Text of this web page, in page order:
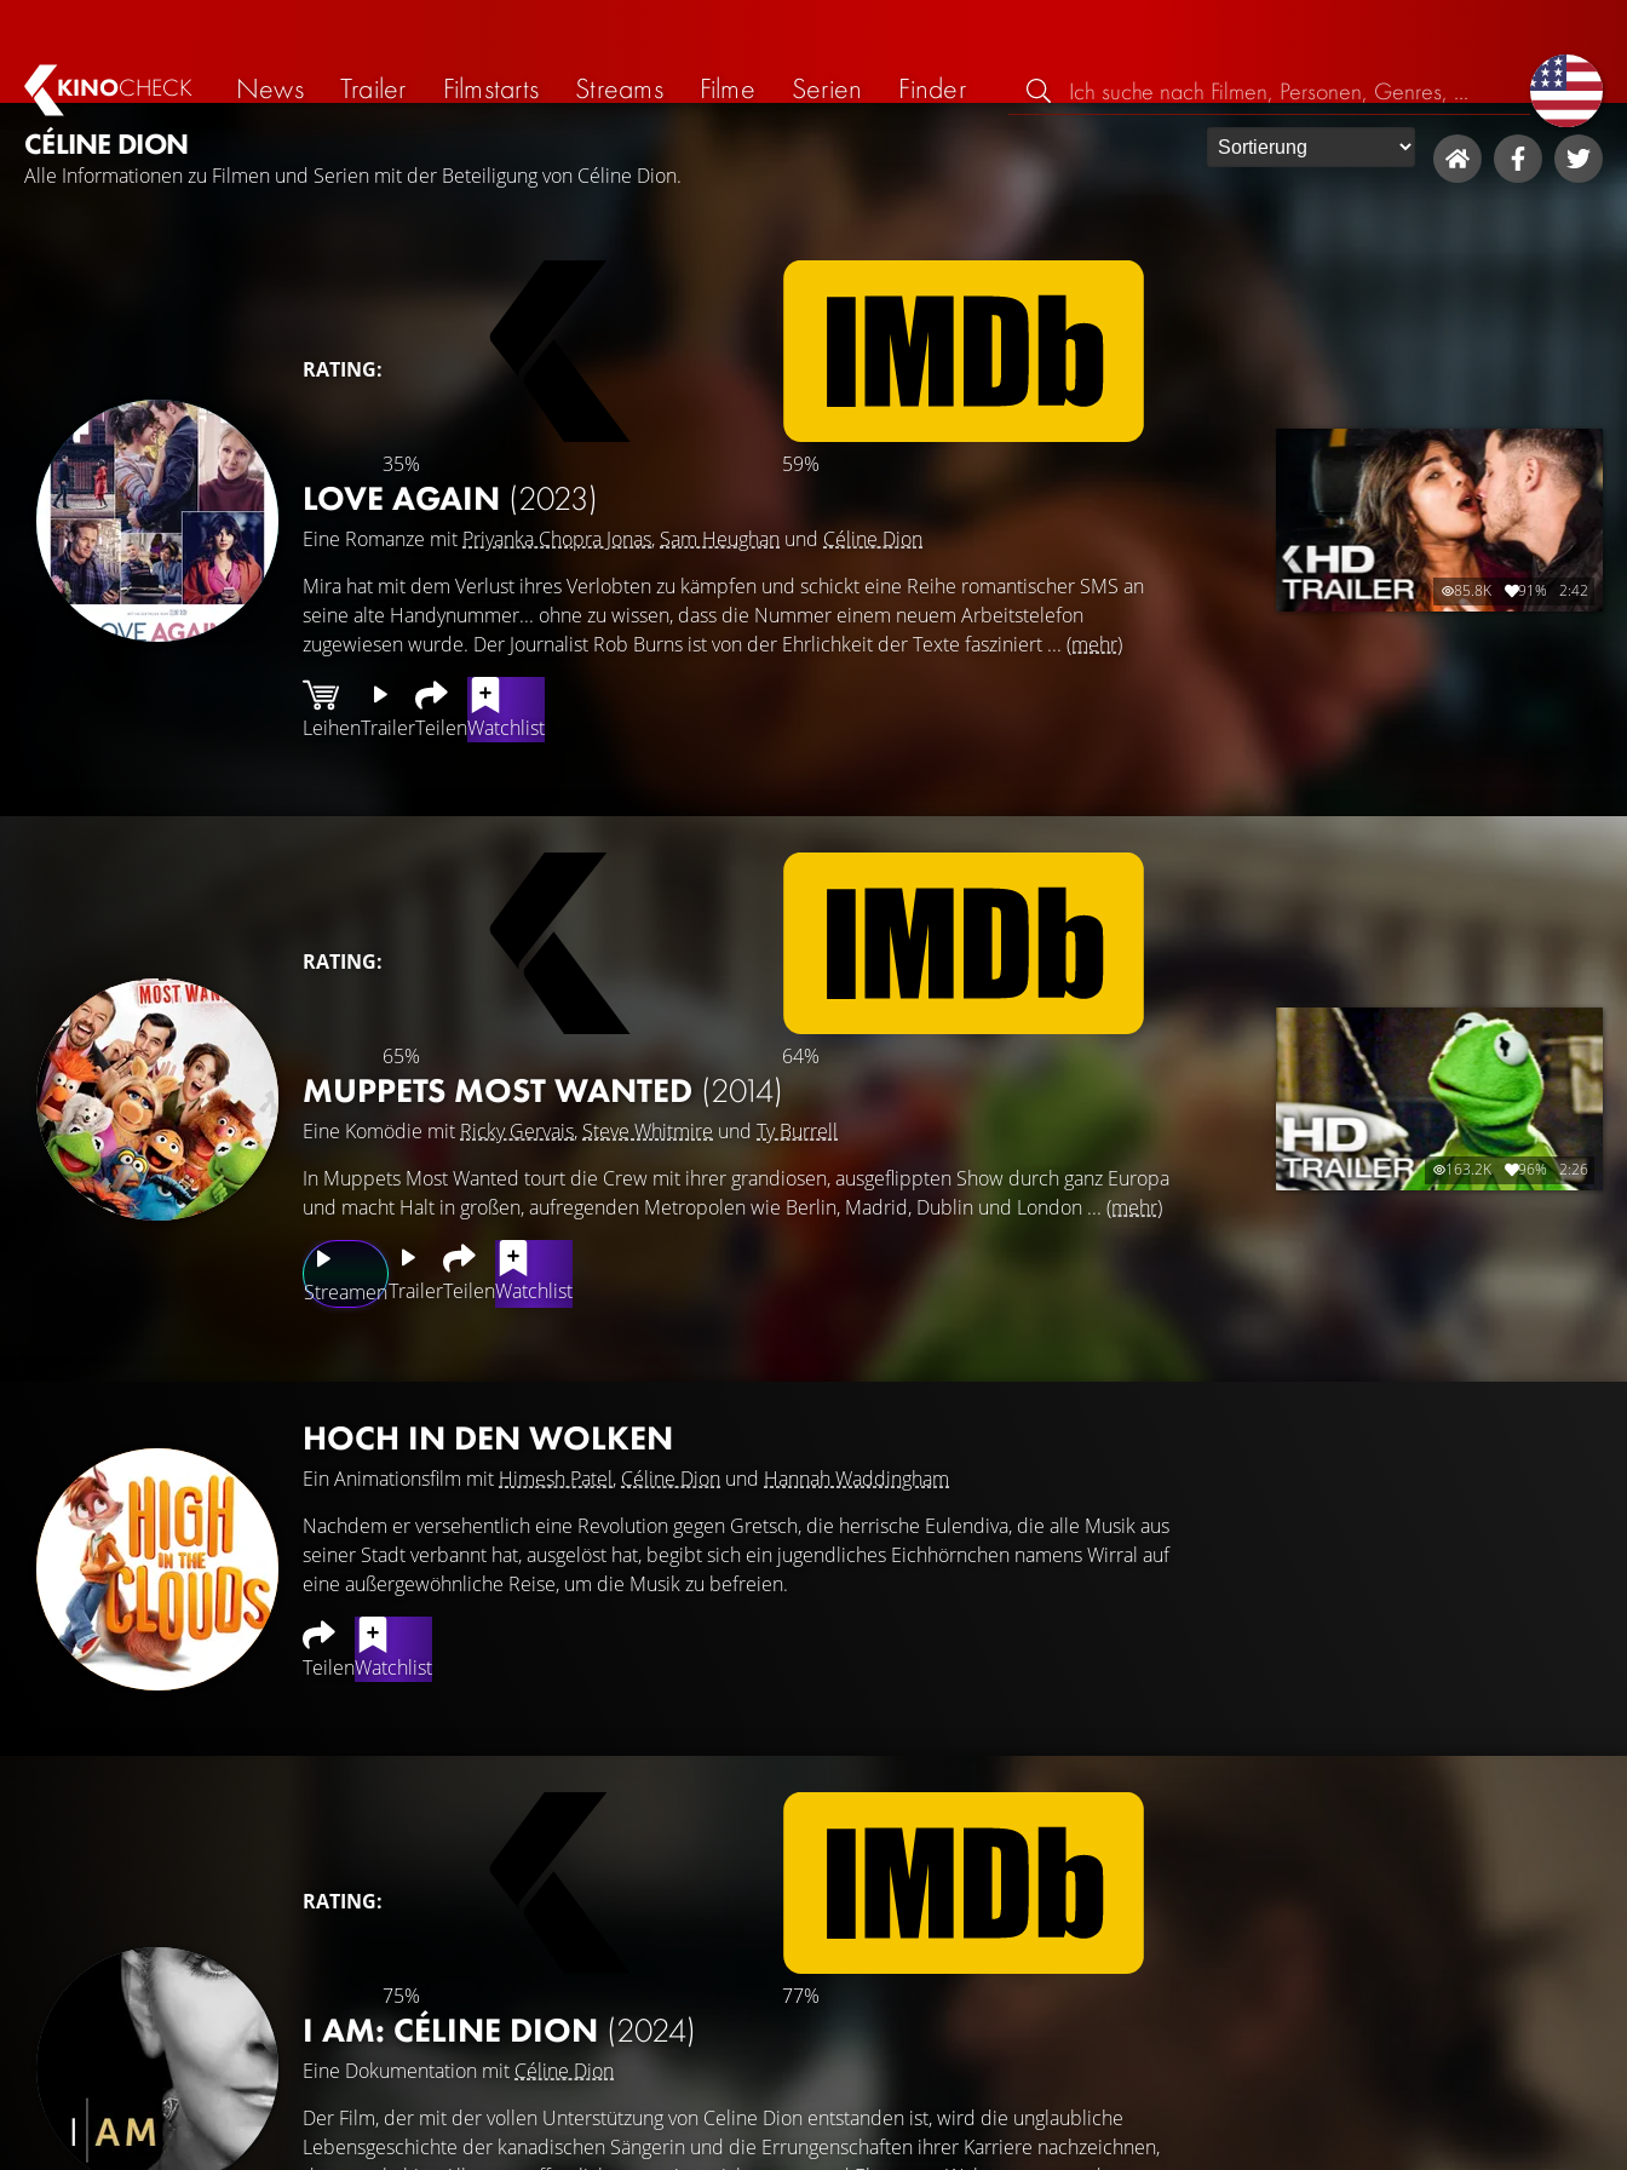
KINOCHECK News Trailer Filmstarts Streams Filme Serien
Finder
CÉLINE DION
Alle Informationen zu Filmen und Serien mit der Beteiligung von Céline Dion.
RATING:
35% 59%
LOVE AGAIN (2023)
Eine Romanze mit Priyanka Chopra Jonas, Sam Heughan und Céline Dion
LeihenTrailerTeilenWatchlist
Mira hat mit dem Verlust ihres Verlobten zu kämpfen und schickt eine Reihe romantischer SMS an
seine alte Handynummer... ohne zu wissen, dass die Nummer einem neuem Arbeitstelefon
zugewiesen wurde. Der Journalist Rob Burns ist von der Ehrlichkeit der Texte fasziniert ... (mehr)
85.8K 91% 2:42
RATING:
65% 64%
MUPPETS MOST WANTED (2014)
Eine Komödie mit Ricky Gervais, Steve Whitmire und Ty Burrell
StreamenTrailerTeilenWatchlist
In Muppets Most Wanted tourt die Crew mit ihrer grandiosen, ausgeflippten Show durch ganz Europa
und macht Halt in großen, aufregenden Metropolen wie Berlin, Madrid, Dublin und London ... (mehr)
163.2K 96% 2:26
HOCH IN DEN WOLKEN
Ein Animationsfilm mit Himesh Patel, Céline Dion und Hannah Waddingham
TeilenWatchlist
Nachdem er versehentlich eine Revolution gegen Gretsch, die herrische Eulendiva, die alle Musik aus
seiner Stadt verbannt hat, ausgelöst hat, begibt sich ein jugendliches Eichhörnchen namens Wirral auf
eine außergewöhnliche Reise, um die Musik zu befreien.
RATING:
75% 77%
I AM: CÉLINE DION (2024)
Eine Dokumentation mit Céline Dion
Der Film, der mit der vollen Unterstützung von Celine Dion entstanden ist, wird die unglaubliche
Lebensgeschichte der kanadischen Sängerin und die Errungenschaften ihrer Karriere nachzeichnen,